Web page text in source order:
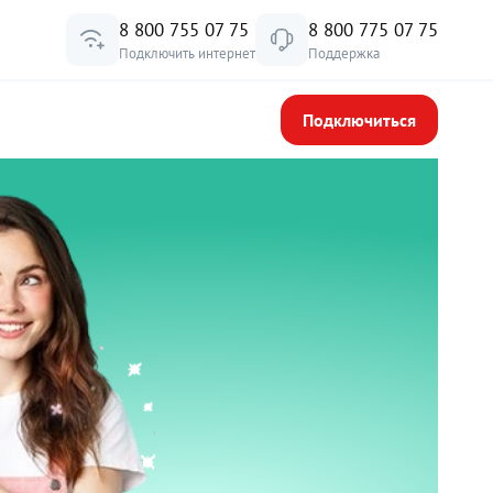
8 800 755 07 75
Подключить интернет
8 800 775 07 75
Поддержка
Подключиться